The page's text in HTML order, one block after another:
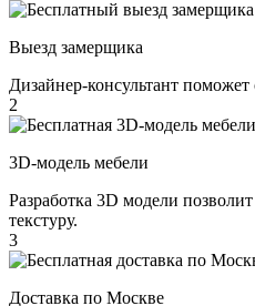
Выезд замерщика
Дизайнер-консультант
2
3D-модель мебели
Разработка 3D модели
текстуру.
3
Доставка по Москве